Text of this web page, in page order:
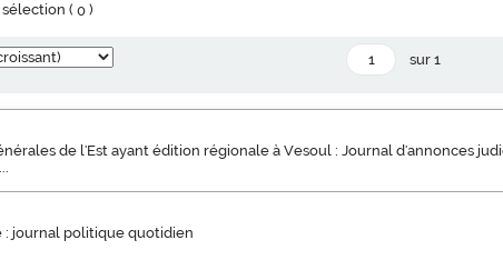
sélection (0 )
sur 1
de l'Est ayant édition régionale à Vesoul : Journal d'annonces
: journal politique quotidien